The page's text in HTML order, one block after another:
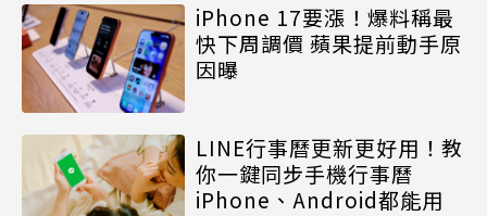
iPhone 17要漲！爆料稱最
快下周調價 蘋果提前動手原
因曝
LINE行事曆更新更好用！教
你一鍵同步手機行事曆
iPhone、Android都能用